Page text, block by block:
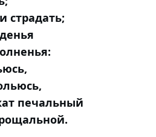
страдать;
печальный